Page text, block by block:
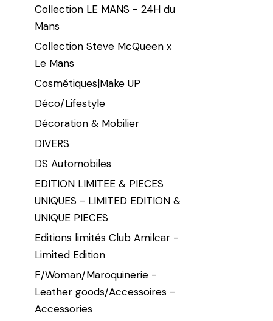
Collection LE MANS - 24H du
Mans
Collection Steve McQueen x
Le Mans
Cosmétiques|Make UP
Déco/Lifestyle
Décoration & Mobilier
DIVERS
DS Automobiles
EDITION LIMITEE & PIECES
UNIQUES - LIMITED EDITION &
UNIQUE PIECES
Editions limités Club Amilcar -
Limited Edition
F/Woman/Maroquinerie -
Leather goods/Accessoires -
Accessories